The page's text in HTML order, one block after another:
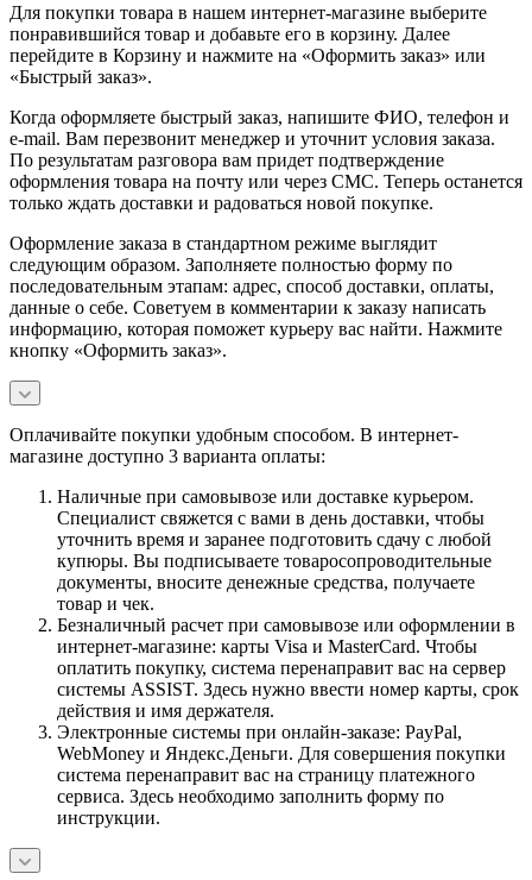
Для покупки товара в нашем интернет-магазине выберите
понравившийся товар и добавьте его в корзину. Далее
перейдите в Корзину и нажмите на «Оформить заказ» или
«Быстрый заказ».
Когда оформляете быстрый заказ, напишите ФИО, телефон и
e-mail. Вам перезвонит менеджер и уточнит условия заказа.
По результатам разговора вам придет подтверждение
оформления товара на почту или через СМС. Теперь останется
только ждать доставки и радоваться новой покупке.
Оформление заказа в стандартном режиме выглядит
следующим образом. Заполняете полностью форму по
последовательным этапам: адрес, способ доставки, оплаты,
данные о себе. Советуем в комментарии к заказу написать
информацию, которая поможет курьеру вас найти. Нажмите
кнопку «Оформить заказ».
Оплачивайте покупки удобным способом. В интернет-
магазине доступно 3 варианта оплаты:
Наличные при самовывозе или доставке курьером.
Специалист свяжется с вами в день доставки, чтобы
уточнить время и заранее подготовить сдачу с любой
купюры. Вы подписываете товаросопроводительные
документы, вносите денежные средства, получаете
товар и чек.
Безналичный расчет при самовывозе или оформлении в
интернет-магазине: карты Visa и MasterCard. Чтобы
оплатить покупку, система перенаправит вас на сервер
системы ASSIST. Здесь нужно ввести номер карты, срок
действия и имя держателя.
Электронные системы при онлайн-заказе: PayPal,
WebMoney и Яндекс.Деньги. Для совершения покупки
система перенаправит вас на страницу платежного
сервиса. Здесь необходимо заполнить форму по
инструкции.